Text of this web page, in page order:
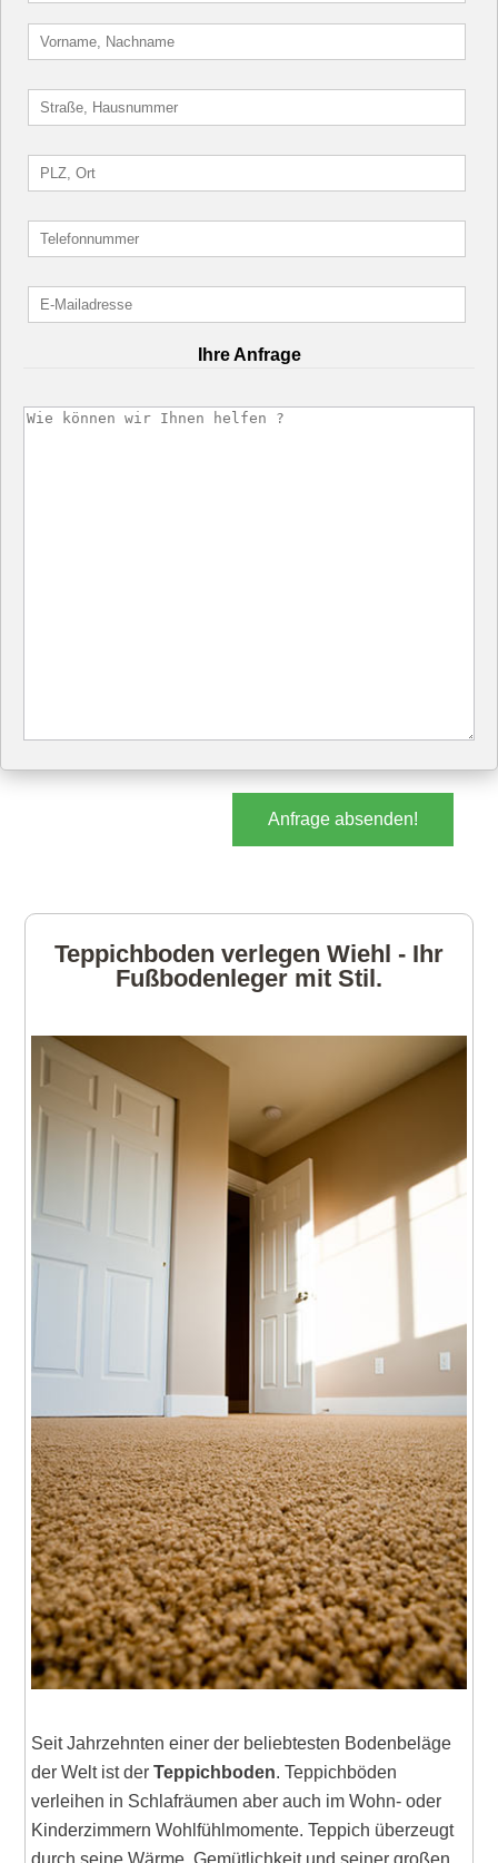
Ihre Anfrage
Anfrage absenden!
Teppichboden verlegen Wiehl - Ihr
Fußbodenleger mit Stil.
Seit Jahrzehnten einer der beliebtesten Bodenbeläge
der Welt ist derTeppichboden. Teppichböden
verleihen in Schlafräumen aber auch im Wohn- oder
Kinderzimmern Wohlfühlmomente. Teppich überzeugt
durch seine Wärme, Gemütlichkeit und seiner großen